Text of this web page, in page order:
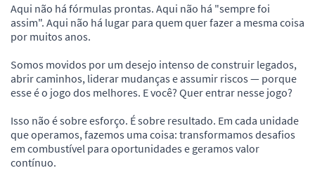
Aqui não há fórmulas prontas. Aqui não há "sempre foi
assim". Aqui não há lugar para quem quer fazer a mesma coisa
por muitos anos.
Somos movidos por um desejo intenso de construir legados,
abrir caminhos, liderar mudanças e assumir riscos — porque
esse é o jogo dos melhores. E você? Quer entrar nesse jogo?
Isso não é sobre esforço. É sobre resultado. Em cada unidade
que operamos, fazemos uma coisa: transformamos desafios
em combustível para oportunidades e geramos valor
contínuo.